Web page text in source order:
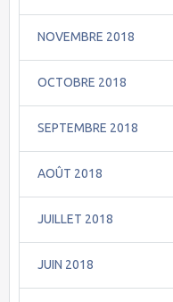
NOVEMBRE 2018
OCTOBRE 2018
SEPTEMBRE 2018
AOÛT 2018
JUILLET 2018
JUIN 2018